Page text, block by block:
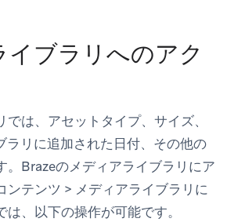
イブラリへのアク
では、アセットタイプ、サイズ、
ラリに追加された日付、その他の
。Brazeのメディアライブラリにア
ンテンツ > メディアライブラリ に
、以下の操作が可能です。